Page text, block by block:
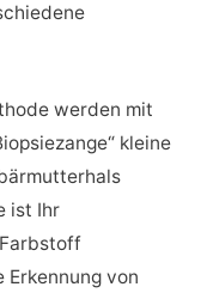
werden mit
kleine
ist Ihr
Erkennung von